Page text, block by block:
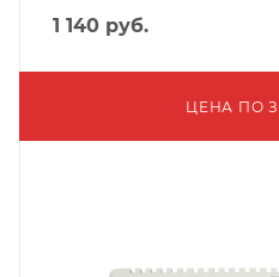
1 140 руб.
ЦЕНА ПО